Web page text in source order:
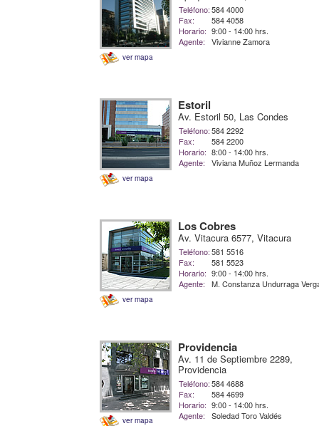
ver mapa
Teléfono:584 4000
Fax:
584 4058
Horario: 9:00 - 14:00 hrs.
Agente:
Vivianne Zamora
ver mapa
Estoril
Av. Estoril 50, Las Condes
Teléfono:584 2292
Fax:
584 2200
Horario: 8:00 - 14:00 hrs.
Agente:
Viviana Muñoz Lermanda
ver mapa
Los Cobres
Av. Vitacura 6577, Vitacura
Teléfono:581 5516
Fax:
581 5523
Horario: 9:00 - 14:00 hrs.
Agente:
M. Constanza Undurraga
ver mapa
Providencia
Av. 11 de Septiembre 2289,
Providencia
Teléfono:584 4688
Fax:
584 4699
Horario: 9:00 - 14:00 hrs.
Agente:
Soledad Toro Valdés